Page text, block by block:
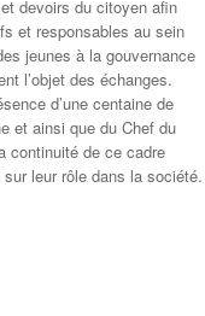
devoirs du citoyen afin
et responsables au sein
jeunes à la gouvernance
l’objet des échanges.
d’une centaine de
et ainsi que du Chef du
continuité de ce cadre
sur leur rôle dans la société.